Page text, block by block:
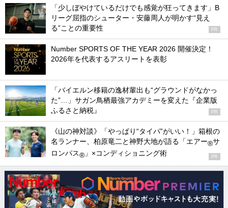
「少しぼやけているだけでも感覚が狂ってきます」B
リーグ屈指のシューター・安藤周人が明かす“見え
る”ことの重要性
PR
Number SPORTS OF THE YEAR 2026 開催決定！
2026年を代表するアスリートを表彰
「バイエルン移籍の逸材輩出も“グラウンドがなかっ
た”…」サガン鳥栖最強アカデミーを変えた『企業版
ふるさと納税』
PR
《山の神対談》「やっぱり“タイパ”がいい！」箱根の
名ランナー、柏原竜二と神野大地が語る「エアー®サ
ロンパス® 」×コンディショニング術 PR